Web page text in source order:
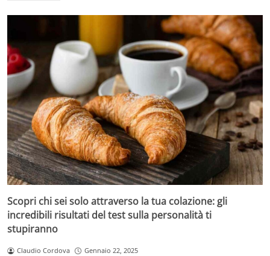
Scopri chi sei solo attraverso la tua colazione: gli
incredibili risultati del test sulla personalità ti
stupiranno
Claudio Cordova Gennaio 22, 2025